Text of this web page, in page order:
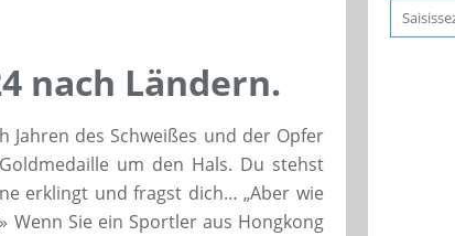
nach Ländern.
Jahren des Schweißes und der Opfer
um den Hals. Du stehst
erklingt und fragst dich… „Aber wie
Wenn Sie ein Sportler aus Hongkong